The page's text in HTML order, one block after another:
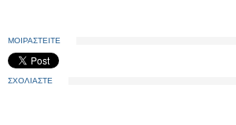
ΜΟΙΡΑΣΤΕΙΤΕ
ΣΧΟΛΙΑΣΤΕ